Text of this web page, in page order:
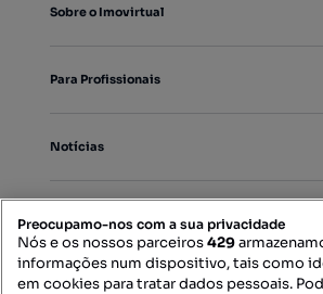
Sobre o Imovirtual
Para Profissionais
Notícias
Mapa do Site
Preocupamo-nos com a sua privacidade
Nós e os nossos parceiros429
informações num dispositivo, tais como
em cookies para tratar dados pessoais.